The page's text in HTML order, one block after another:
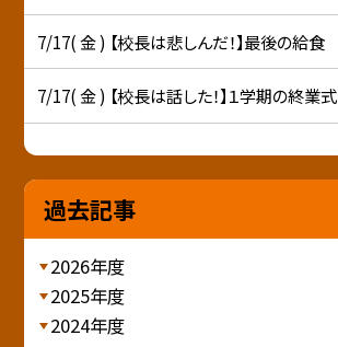
7/17( 金 ) 【校長は悲しんだ！】最後の給食
7/17( 金 ) 【校長は話した！】１学期の終業式
過去記事
2026年度
2025年度
2024年度